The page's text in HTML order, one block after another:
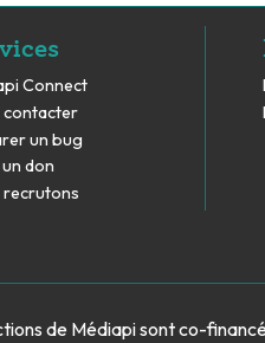
Connect
contacter
un bug
don
recrutons
de Médiapi sont co-